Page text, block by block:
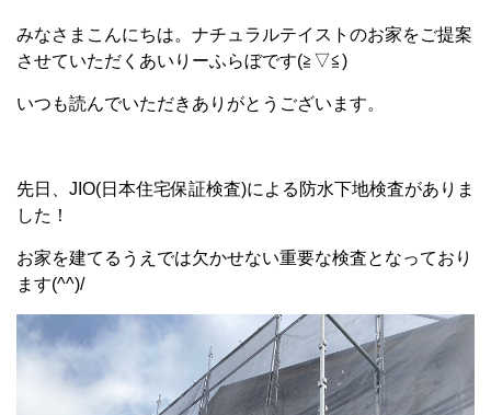
みなさまこんにちは。ナチュラルテイストのお家をご提案
させていただくあいりーふらぼです(≧▽≦)
いつも読んでいただきありがとうございます。
先日、JIO(日本住宅保証検査)による防水下地検査がありま
した！
お家を建てるうえでは欠かせない重要な検査となっており
ます(^^)/